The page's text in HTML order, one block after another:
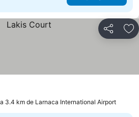
Partilhar
a 3.4 km de Larnaca International Airport